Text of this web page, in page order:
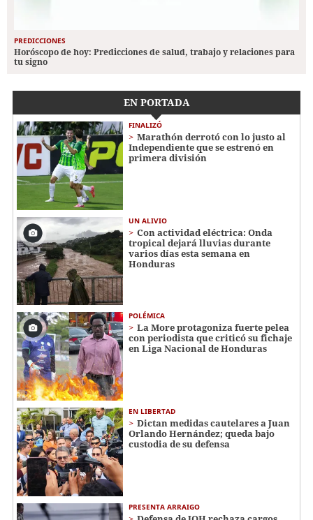
PREDICCIONES
Horóscopo de hoy: Predicciones de salud, trabajo y relaciones para
tu signo
EN PORTADA
FINALIZÓ
Marathón derrotó con lo justo al
Independiente que se estrenó en
primera división
UN ALIVIO
Con actividad eléctrica: Onda
tropical dejará lluvias durante
varios días esta semana en
Honduras
POLÉMICA
La More protagoniza fuerte pelea
con periodista que criticó su fichaje
en Liga Nacional de Honduras
EN LIBERTAD
Dictan medidas cautelares a Juan
Orlando Hernández; queda bajo
custodia de su defensa
PRESENTA ARRAIGO